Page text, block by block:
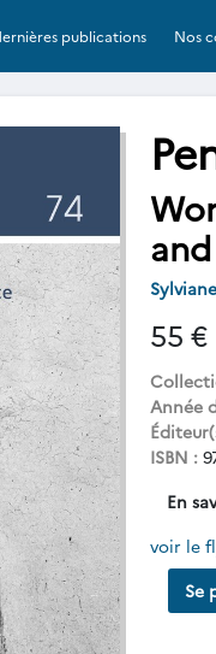
publications Nos
55 €
Année
ISBN :
En
voir le
Se